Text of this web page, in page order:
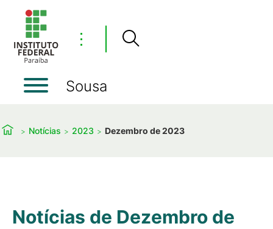
⋮
Sousa
Notícias 2023 Dezembro de 2023
Notícias de Dezembro de